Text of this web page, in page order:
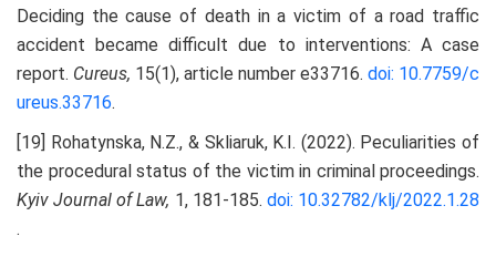
Deciding the cause of death in a victim of a road traffic
accident became difficult due to interventions: A case
report. Cureus, 15(1), article number e33716. doi: 10.7759/c
ureus.33716.
[19] Rohatynska, N.Z., & Skliaruk, K.I. (2022). Peculiarities of
the procedural status of the victim in criminal proceedings.
Kyiv Journal of Law, 1, 181-185. doi: 10.32782/klj/2022.1.28
.